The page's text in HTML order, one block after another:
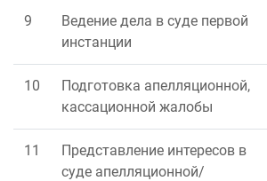
9
Ведение дела в суде первой
инстанции
10
Подготовка апелляционной,
кассационной жалобы
11
Представление интересов в
суде апелляционной/